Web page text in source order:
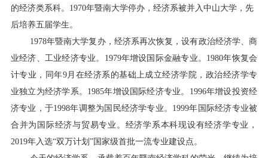
学生 访客 招聘
的经济类系科。 1970年暨南大学停办，经济系被并入中山大学，先
后培养五届学生。
1978年暨南大学复办，经济系再次恢复，设有政治经济学、商
业经济、工业经济专业。 1979年增设国际金融专业。 1980年恢复会
计专业，同年9月在经济系的基础上成立经济学院，政治经济学专
业独立为经济学系。 1985年增设国际经济专业。 1996年增设投资经
济专业，于1998年调整为国民经济学专业。 1999年国际经济专业被
合并为国际经济与贸易专业。经济学系本科现设有经济学专业，
2019年入选“双万计划”国家级首批一流专业建设点。